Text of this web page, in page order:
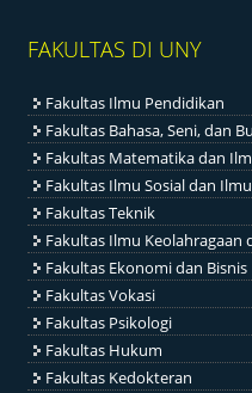
FAKULTAS DI UNY
Fakultas Ilmu Pendidikan
Fakultas Bahasa, Seni, dan
Fakultas Matematika dan
Fakultas Ilmu Sosial dan
Fakultas Teknik
Fakultas Ilmu Keolahragaan
Fakultas Ekonomi dan Bisnis
Fakultas Vokasi
Fakultas Psikologi
Fakultas Hukum
Fakultas Kedokteran